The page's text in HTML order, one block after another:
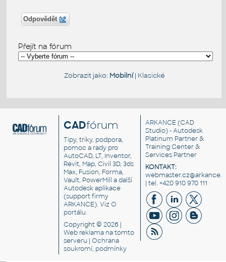
Odpovědět
Přejít na fórum
Zobrazit jako: Mobilní| Klasické
CADfórum
Tipy, triky, podpora,
pomoc a rady pro
AutoCAD, LT, Inventor,
Revit, Map, Civil 3D, 3ds
Max, Fusion, Forma,
Vault, PowerMill a další
Autodesk aplikace
(support firmy
ARKANCE). VizO
portálu.
Copyright © 2026 |
Web reklama na tomto
serveru |Ochrana
soukromí, podmínky
ARKANCE (CAD
Studio) - Autodesk
Platinum Partner &
Training Center &
Services Partner
KONTAKT:
| tel. +420 910 970 111